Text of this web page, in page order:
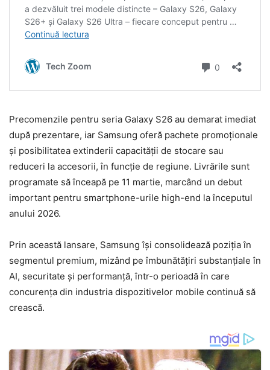
Precomenzile pentru seria Galaxy S26 au demarat imediat
după prezentare, iar Samsung oferă pachete promoționale
și posibilitatea extinderii capacității de stocare sau
reduceri la accesorii, în funcție de regiune. Livrările sunt
programate să înceapă pe 11 martie, marcând un debut
important pentru smartphone-urile high-end la începutul
anului 2026.
Prin această lansare, Samsung își consolidează poziția în
segmentul premium, mizând pe îmbunătățiri substanțiale în
AI, securitate și performanță, într-o perioadă în care
concurența din industria dispozitivelor mobile continuă să
crească.